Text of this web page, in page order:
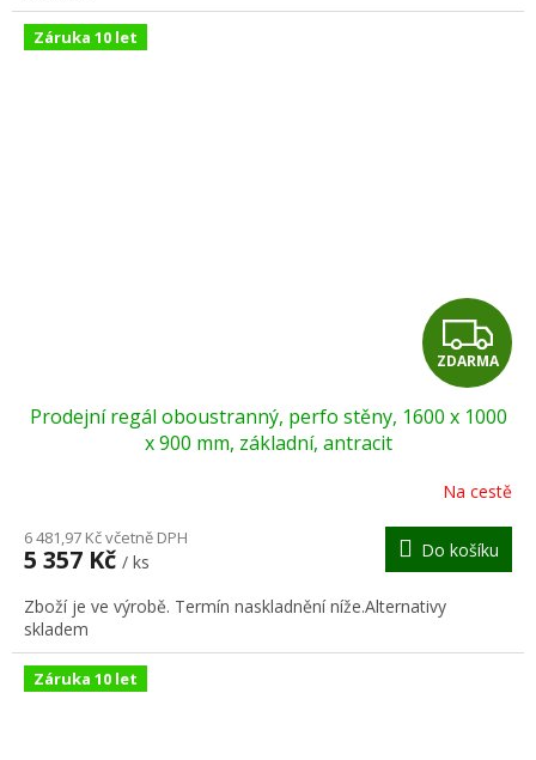
Záruka 10 let
Z
D
A
R
M
A
ZDARMA
Prodejní regál oboustranný, perfo stěny, 1600 x 1000
x 900 mm, základní, antracit
Na cestě
6 481,97 Kč včetně DPH
5 357 Kč / ks
Do košíku
Zboží je ve výrobě. Termín naskladnění níže.Alternativy
skladem
Záruka 10 let